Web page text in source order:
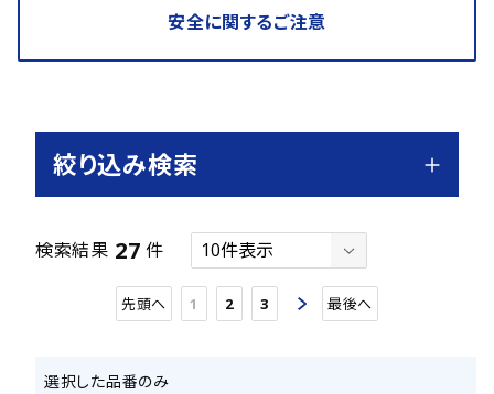
安全に関するご注意
絞り込み検索
検索結果 27 件
先頭へ 1 2 3 最後へ
選択した品番のみ